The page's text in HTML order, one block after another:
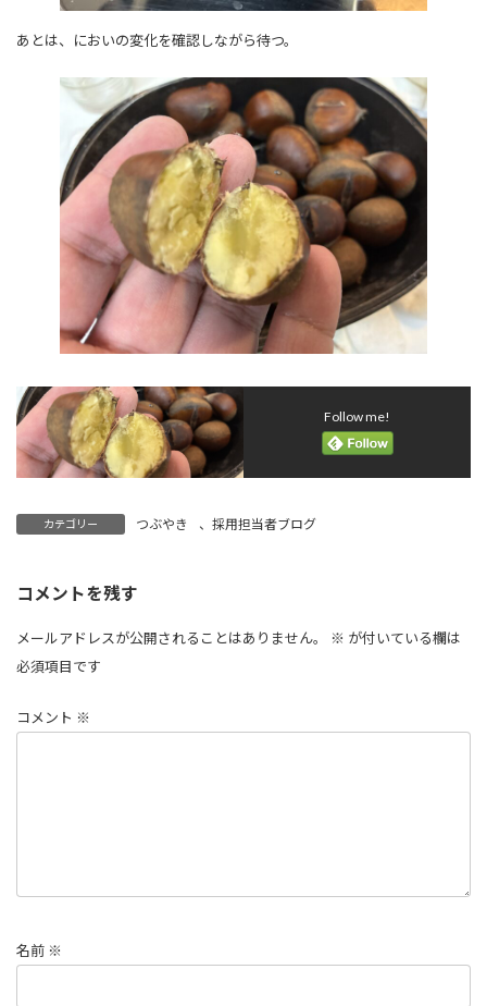
あとは、においの変化を確認しながら待つ。
Follow me!
カテゴリー つぶやき 、 採用担当者ブログ
コメントを残す
メールアドレスが公開されることはありません。 ※ が付いている欄は
必須項目です
コメント ※
名前 ※